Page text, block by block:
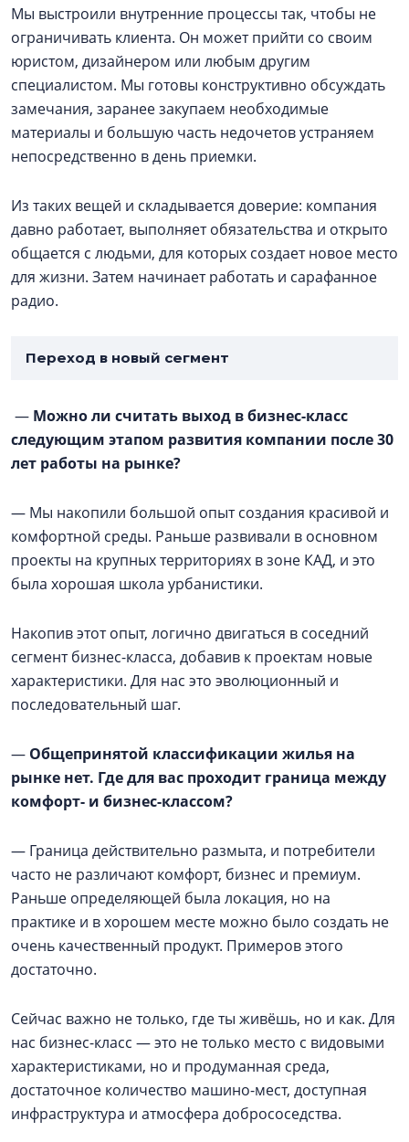
Мы выстроили внутренние процессы так, чтобы не
ограничивать клиента. Он может прийти со своим
юристом, дизайнером или любым другим
специалистом. Мы готовы конструктивно обсуждать
замечания, заранее закупаем необходимые
материалы и большую часть недочетов устраняем
непосредственно в день приемки.
Из таких вещей и складывается доверие: компания
давно работает, выполняет обязательства и открыто
общается с людьми, для которых создает новое место
для жизни. Затем начинает работать и сарафанное
радио.
Переход в новый сегмент
— Можно ли считать выход в бизнес-класс
следующим этапом развития компании после 30
лет работы на рынке?
— Мы накопили большой опыт создания красивой и
комфортной среды. Раньше развивали в основном
проекты на крупных территориях в зоне КАД, и это
была хорошая школа урбанистики.
Накопив этот опыт, логично двигаться в соседний
сегмент бизнес-класса, добавив к проектам новые
характеристики. Для нас это эволюционный и
последовательный шаг.
— Общепринятой классификации жилья на
рынке нет. Где для вас проходит граница между
комфорт- и бизнес-классом?
— Граница действительно размыта, и потребители
часто не различают комфорт, бизнес и премиум.
Раньше определяющей была локация, но на
практике и в хорошем месте можно было создать не
очень качественный продукт. Примеров этого
достаточно.
Сейчас важно не только, где ты живёшь, но и как. Для
нас бизнес-класс — это не только место с видовыми
характеристиками, но и продуманная среда,
достаточное количество машино-мест, доступная
инфраструктура и атмосфера добрососедства.